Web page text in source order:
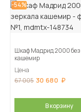
-54%
Шкаф Мадрид 2000 без
кашемир
Цена
67 005 30 680
В корзину